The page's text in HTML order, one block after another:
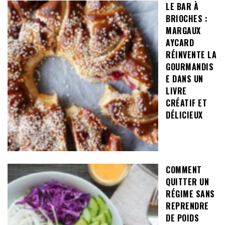
LE BAR À
BRIOCHES :
MARGAUX
AYCARD
RÉINVENTE LA
GOURMANDIS
E DANS UN
LIVRE
CRÉATIF ET
DÉLICIEUX
COMMENT
QUITTER UN
RÉGIME SANS
REPRENDRE
DE POIDS